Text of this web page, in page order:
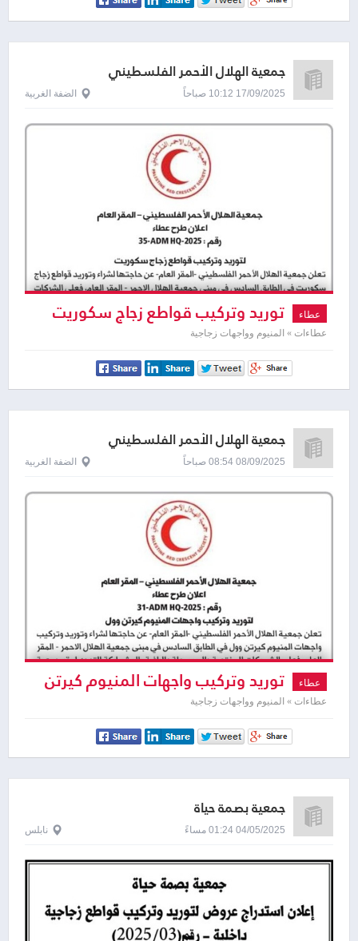
جمعية الهلال الأحمر الفلسطيني
17/09/2025 10:12 صباحاً الضفة الغربية
عطاء توريد وتركيب قواطع زجاج سكوريت
عطاءات » المنيوم وواجهات زجاجية
جمعية الهلال الأحمر الفلسطيني
08/09/2025 08:54 صباحاً الضفة الغربية
عطاء توريد وتركيب واجهات المنيوم كيرتن
وول
عطاءات » المنيوم وواجهات زجاجية
جمعية بصمة حياة
04/05/2025 01:24 مساءً نابلس